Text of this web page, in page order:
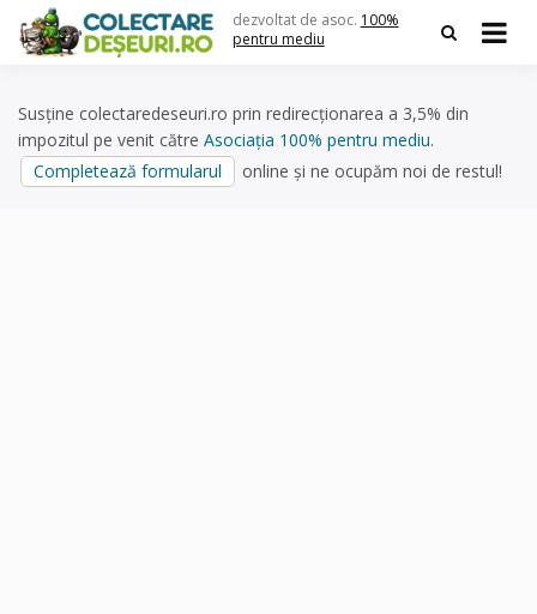
content
dezvoltat de asoc. 100%
pentru mediu
Susține colectaredeseuri.ro prin redirecționarea a 3,5% din
impozitul pe venit către Asociația 100% pentru mediu.
Completează formularul
online și ne ocupăm noi de restul!